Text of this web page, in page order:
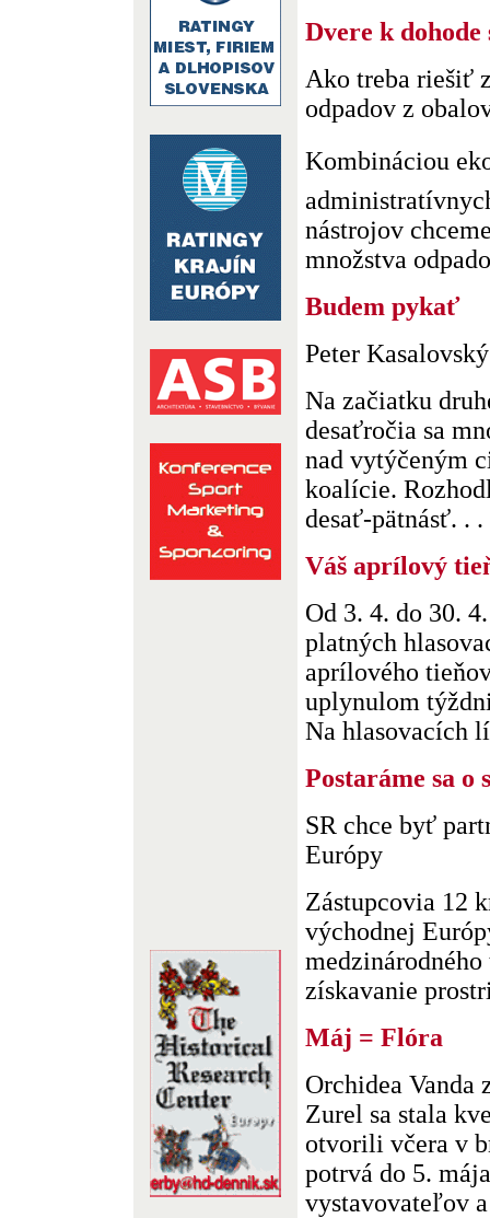
Dvere k dohode
Ako treba riešiť
odpadov z
Kombináciou
nástrojov
množstva
Budem pykať
Peter Kasalovský
Na začiatku
desaťročia sa
nad vytýčeným
koalície.
desať-pätnásť. . .
Váš aprílový
Od 3. 4. do 30.
platných
aprílového
uplynulom
Na hlasovacích
Postaráme sa o
SR chce byť
Európy
Zástupcovia 12
východnej
získavanie
Máj = Flóra
Orchidea
Zurel sa stala
otvorili včera v
potrvá do 5.
vystavovateľov